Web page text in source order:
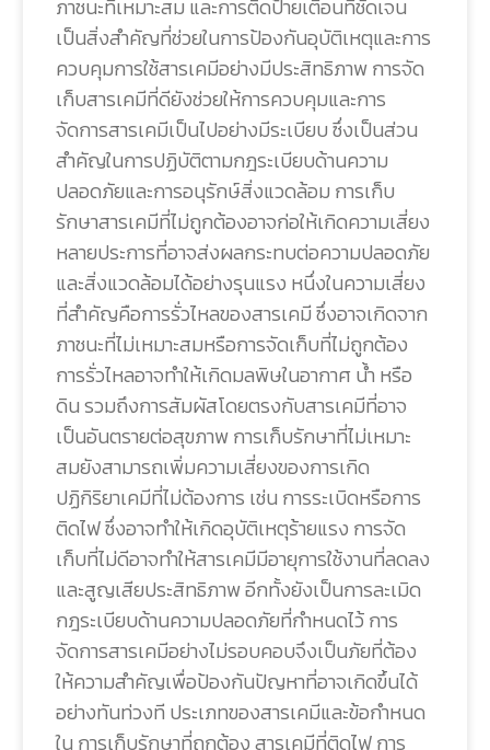
ภาชนะที่เหมาะสม และการติดป้ายเตือนที่ชัดเจน
เป็นสิ่งสำคัญที่ช่วยในการป้องกันอุบัติเหตุและการ
ควบคุมการใช้สารเคมีอย่างมีประสิทธิภาพ การจัด
เก็บสารเคมีที่ดียังช่วยให้การควบคุมและการ
จัดการสารเคมีเป็นไปอย่างมีระเบียบ ซึ่งเป็นส่วน
สำคัญในการปฏิบัติตามกฎระเบียบด้านความ
ปลอดภัยและการอนุรักษ์สิ่งแวดล้อม การเก็บ
รักษาสารเคมีที่ไม่ถูกต้องอาจก่อให้เกิดความเสี่ยง
หลายประการที่อาจส่งผลกระทบต่อความปลอดภัย
และสิ่งแวดล้อมได้อย่างรุนแรง หนึ่งในความเสี่ยง
ที่สำคัญคือการรั่วไหลของสารเคมี ซึ่งอาจเกิดจาก
ภาชนะที่ไม่เหมาะสมหรือการจัดเก็บที่ไม่ถูกต้อง
การรั่วไหลอาจทำให้เกิดมลพิษในอากาศ น้ำ หรือ
ดิน รวมถึงการสัมผัสโดยตรงกับสารเคมีที่อาจ
เป็นอันตรายต่อสุขภาพ การเก็บรักษาที่ไม่เหมาะ
สมยังสามารถเพิ่มความเสี่ยงของการเกิด
ปฏิกิริยาเคมีที่ไม่ต้องการ เช่น การระเบิดหรือการ
ติดไฟ ซึ่งอาจทำให้เกิดอุบัติเหตุร้ายแรง การจัด
เก็บที่ไม่ดีอาจทำให้สารเคมีมีอายุการใช้งานที่ลดลง
และสูญเสียประสิทธิภาพ อีกทั้งยังเป็นการละเมิด
กฎระเบียบด้านความปลอดภัยที่กำหนดไว้ การ
จัดการสารเคมีอย่างไม่รอบคอบจึงเป็นภัยที่ต้อง
ให้ความสำคัญเพื่อป้องกันปัญหาที่อาจเกิดขึ้นได้
อย่างทันท่วงที ประเภทของสารเคมีและข้อกำหนด
ใน การเก็บรักษาที่ถูกต้อง สารเคมีที่ติดไฟ การ